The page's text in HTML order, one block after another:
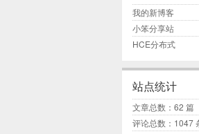
我的新博客
小笨分享站
HCE分布式
站点统计
文章总数：62 篇
评论总数：1047